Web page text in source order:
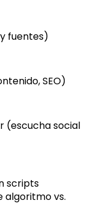
fuentes)
SEO)
(escucha social
scripts
algoritmo vs.